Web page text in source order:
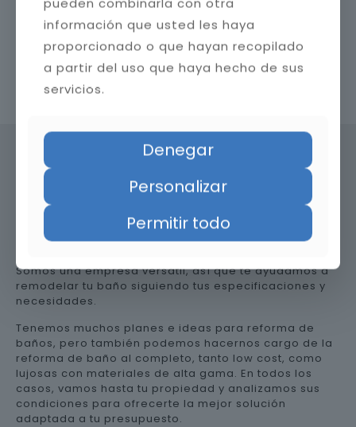
Contacta con nosotros
Precio de reformar el baño en
Jaén
Somos una empresa versátil, así que te ayudamos a
remodelar tu baño siguiendo tus especificaciones y
necesidades.
Tenemos muchos planes e ideas para reforma de
baños, pero también podemos hacernos cargo de la
reforma de baño al completo, tanto low cost, como
lujosas con materiales de alta gama. En todos los
casos, vamos hasta tu propiedad y analizamos sus
condiciones para ofrecerte la mejor solución
adaptada a tu presupuesto.
información que usted les haya
proporcionado o que hayan recopilado
a partir del uso que haya hecho de sus
servicios.
Denegar
Personalizar
Permitir todo